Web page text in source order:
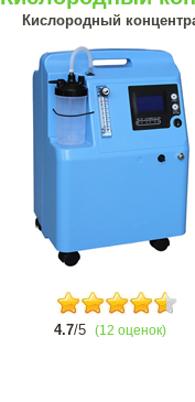
Кислородный
4.7/5 (12 оценок)